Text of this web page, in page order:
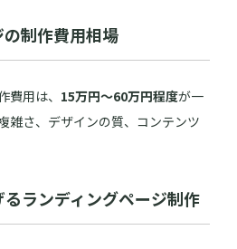
制作費用相場
用は、 15万円～60万円程度が一
雑さ、デザインの質、コンテンツ
ランディングページ制作